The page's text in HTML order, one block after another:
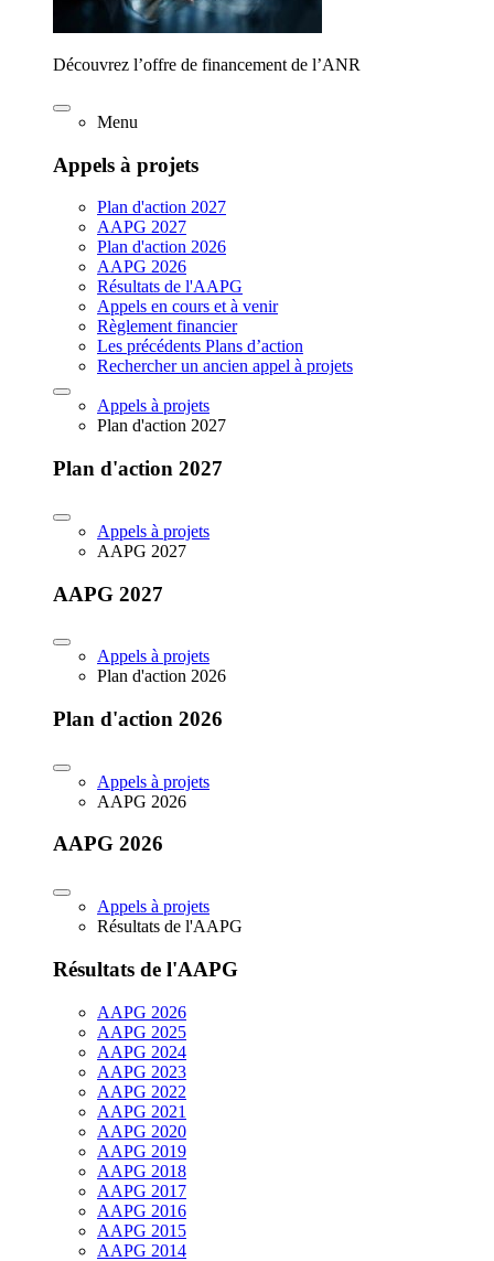
Découvrez l’offre de financement de l’ANR
Menu
Appels à projets
Plan d'action 2027
AAPG 2027
Plan d'action 2026
AAPG 2026
Résultats de l'AAPG
Appels en cours et à venir
Règlement financier
Les précédents Plans d’action
Rechercher un ancien appel à projets
Appels à projets
Plan d'action 2027
Plan d'action 2027
Appels à projets
AAPG 2027
AAPG 2027
Appels à projets
Plan d'action 2026
Plan d'action 2026
Appels à projets
AAPG 2026
AAPG 2026
Appels à projets
Résultats de l'AAPG
Résultats de l'AAPG
AAPG 2026
AAPG 2025
AAPG 2024
AAPG 2023
AAPG 2022
AAPG 2021
AAPG 2020
AAPG 2019
AAPG 2018
AAPG 2017
AAPG 2016
AAPG 2015
AAPG 2014